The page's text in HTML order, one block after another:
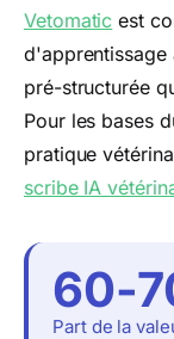
Vetomatic est
d'apprentissage
pré-structurée
Pour les bases
pratique
scribe IA
60-
Part de la